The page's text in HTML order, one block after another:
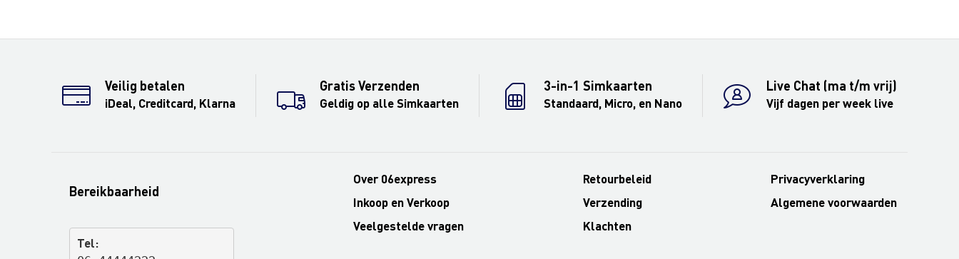
Veilig betalen
iDeal, Creditcard, Klarna
Gratis Verzenden
Geldig op alle Simkaarten
3-in-1 Simkaarten
Standaard, Micro, en Nano
Live Chat (ma t/m vrij)
Vijf dagen per week live
Bereikbaarheid
Tel:
Over 06express
Inkoop en Verkoop
Veelgestelde vragen
Retourbeleid
Verzending
Klachten
Privacyverklaring
Algemene voorwaarden